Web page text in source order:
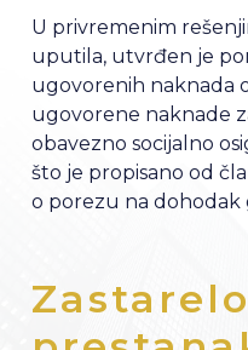
U privremenim
uputila, utvrđen je
ugovorenih naknada
ugovorene naknade
obavezno socijalno
što je propisano od
o porezu na dohodak